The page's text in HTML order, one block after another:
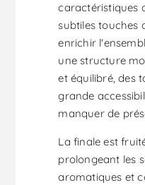
caractéristiques
subtiles touches
enrichir
une structure
et équilibré, des
grande
manquer de
La finale est
prolongeant les
aromatiques et